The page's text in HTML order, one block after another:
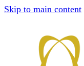
Skip to main content